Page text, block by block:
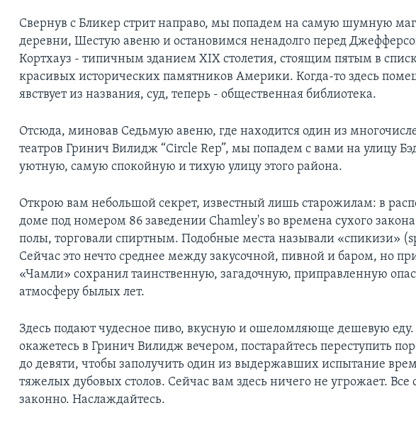
Свернув с Бликер стрит направо, мы попадем на самую шумную
деревни, Шестую авеню и остановимся ненадолго перед
Кортхауз - типичным зданием XIX столетия, стоящим пятым в
красивых исторических памятников Америки. Когда-то здесь
явствует из названия, суд, теперь - общественная библиотека.
Отсюда, миновав Седьмую авеню, где находится один из
театров Гринич Вилидж “Circle Rep”, мы попадем с вами на улицу
уютную, самую спокойную и тихую улицу этого района.
Открою вам небольшой секрет, известный лишь старожилам: в
доме под номером 86 заведении Chamley's во времена сухого
полы, торговали спиртным. Подобные места называли «спикизи»
Сейчас это нечто среднее между закусочной, пивной и баром, но
«Чамли» сохранил таинственную, загадочную, приправленную
атмосферу былых лет.
Здесь подают чудесное пиво, вкусную и ошеломляюще дешевую
окажетесь в Гринич Вилидж вечером, постарайтесь переступить
до девяти, чтобы заполучить один из выдержавших испытание
тяжелых дубовых столов. Сейчас вам здесь ничего не угрожает.
законно. Наслаждайтесь.